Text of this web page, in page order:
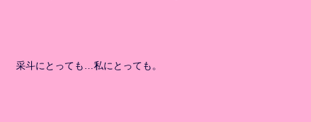
采斗にとっても…私にとっても。